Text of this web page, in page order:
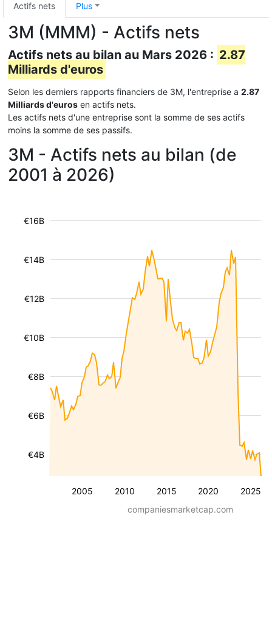
Actifs nets Plus
3M (MMM) - Actifs nets
Actifs nets au bilan au Mars 2026 : 2.87
Milliards d'euros
Selon les derniers rapports financiers de 3M, l'entreprise a 2.87
Milliards d'euros en actifs nets.
Les actifs nets d'une entreprise sont la somme de ses actifs
moins la somme de ses passifs.
3M - Actifs nets au bilan (de
2001 à 2026)
2005 2010 2015 2020 2025
€4B
€6B
€8B
€10B
€12B
€14B
€16B
companiesmarketcap.com